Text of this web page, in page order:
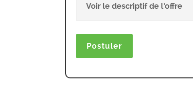
Voir le descriptif de l'offre
Postuler